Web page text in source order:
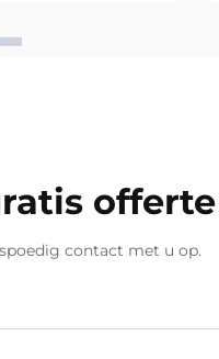
offerte
contact met u op.